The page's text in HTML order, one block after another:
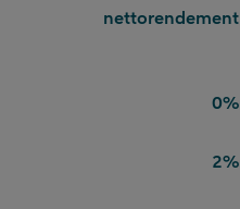
nettorendement
0%
2%